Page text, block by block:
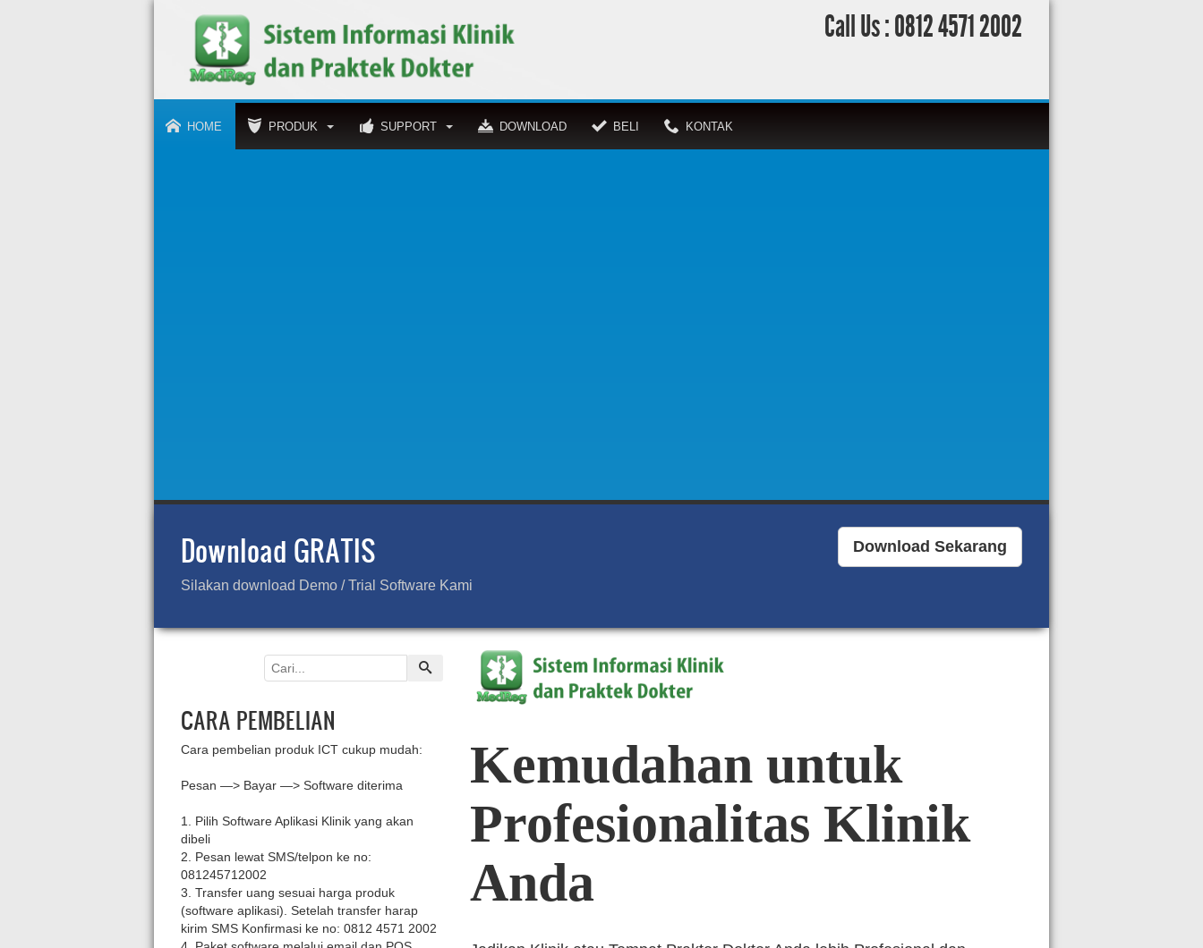
Call Us :0812 4571 2002
HOME PRODUK SUPPORT DOWNLOAD BELI KONTAK
Download Sekarang
Download GRATIS
Silakan download Demo / Trial Software Kami
CARA PEMBELIAN
Cara pembelian produk ICT cukup mudah:
Pesan —> Bayar —> Software diterima
1. Pilih Software Aplikasi Klinik yang akan
dibeli
2. Pesan lewat SMS/telpon ke no:
081245712002
3. Transfer uang sesuai harga produk
(software aplikasi). Setelah transfer harap
kirim SMS Konfirmasi ke no: 0812 4571 2002
Kemudahan untuk
Profesionalitas Klinik
Anda